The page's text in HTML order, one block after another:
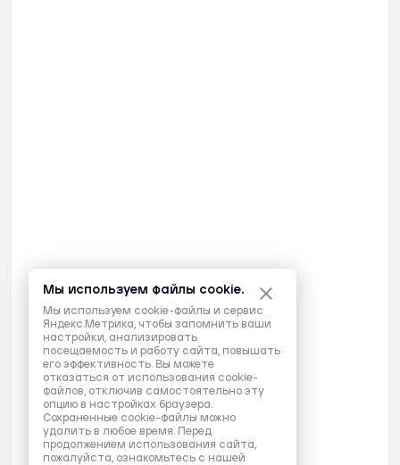
Мы используем файлы cookie.
Мы используем cookie-файлы и сервис
Яндекс.Метрика, чтобы запомнить ваши
настройки, анализировать
посещаемость и работу сайта, повышать
его эффективность. Вы можете
отказаться от использования cookie-
файлов, отключив самостоятельно эту
опцию в настройках браузера.
Сохраненные cookie-файлы можно
удалить в любое время. Перед
продолжением использования сайта,
пожалуйста, ознакомьтесь с нашей